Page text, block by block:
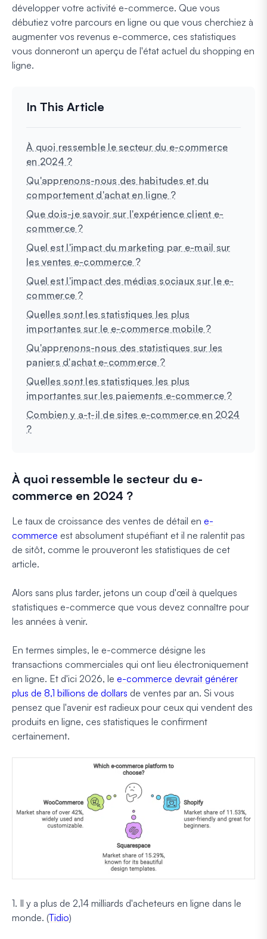
développer votre activité e-commerce. Que vous
débutiez votre parcours en ligne ou que vous cherchiez à
augmenter vos revenus e-commerce, ces statistiques
vous donneront un aperçu de l'état actuel du shopping en
ligne.
À quoi ressemble le secteur du e-commerce
en 2024 ?
Qu'apprenons-nous des habitudes et du
comportement d'achat en ligne ?
Que dois-je savoir sur l'expérience client e-
commerce ?
Quel est l'impact du marketing par e-mail sur
les ventes e-commerce ?
Quel est l'impact des médias sociaux sur le e-
commerce ?
Quelles sont les statistiques les plus
importantes sur le e-commerce mobile ?
Qu'apprenons-nous des statistiques sur les
paniers d'achat e-commerce ?
Quelles sont les statistiques les plus
importantes sur les paiements e-commerce ?
Combien y a-t-il de sites e-commerce en 2024
?
À quoi ressemble le secteur du e-
commerce en 2024 ?
Le taux de croissance des ventes de détail en e-
commerce est absolument stupéfiant et il ne ralentit pas
de sitôt, comme le prouveront les statistiques de cet
article.
Alors sans plus tarder, jetons un coup d'œil à quelques
statistiques e-commerce que vous devez connaître pour
les années à venir.
En termes simples, le e-commerce désigne les
transactions commerciales qui ont lieu électroniquement
en ligne. Et d'ici 2026, le e-commerce devrait générer
plus de 8,1 billions de dollars de ventes par an. Si vous
pensez que l'avenir est radieux pour ceux qui vendent des
produits en ligne, ces statistiques le confirment
certainement.
1. Il y a plus de 2,14 milliards d'acheteurs en ligne dans le
monde. (Tidio)